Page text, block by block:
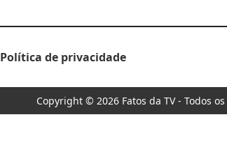
Política de privacidade
Copyright © 2026 Fatos da TV - Todos